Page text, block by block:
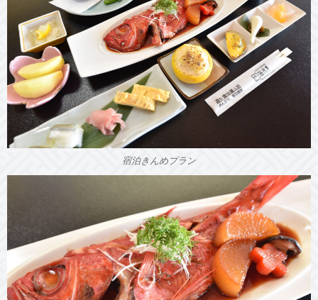
宿泊きんめプラン